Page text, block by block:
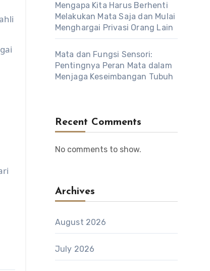
Mengapa Kita Harus Berhenti
Melakukan Mata Saja dan Mulai
Menghargai Privasi Orang Lain
Mata dan Fungsi Sensori:
Pentingnya Peran Mata dalam
Menjaga Keseimbangan Tubuh
Recent Comments
No comments to show.
Archives
August 2026
July 2026